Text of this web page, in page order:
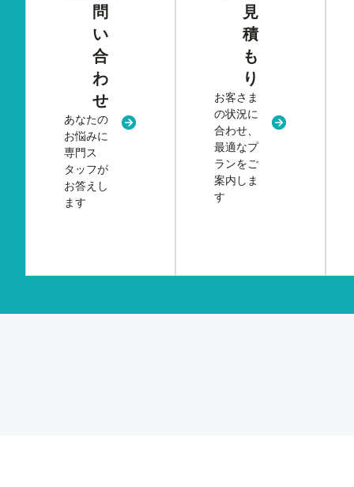
問
い
合
わ
せ
あなたの
お悩みに
専門ス
タッフが
お答えし
ます
新規タブまたはウィンドウで開く
見
積
も
り
お客さま
の状況に
合わせ、
最適なプ
ランをご
案内しま
す
新規タブま